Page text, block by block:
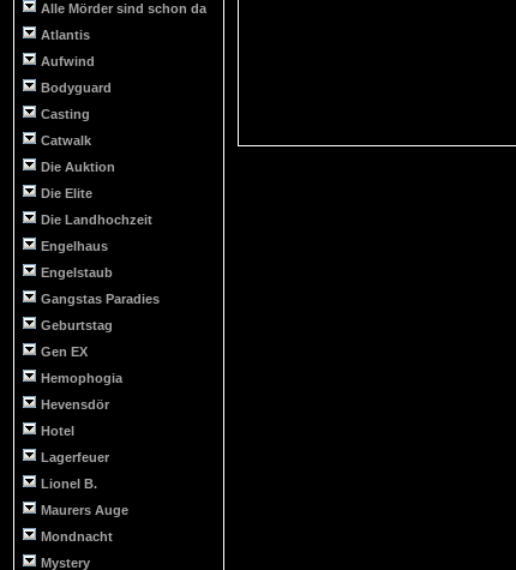
Alle Mörder sind schon da
Atlantis
Aufwind
Bodyguard
Casting
Catwalk
Die Auktion
Die Elite
Die Landhochzeit
Engelhaus
Engelstaub
Gangstas Paradies
Geburtstag
Gen EX
Hemophogia
Hevensdör
Hotel
Lagerfeuer
Lionel B.
Maurers Auge
Mondnacht
Mystery